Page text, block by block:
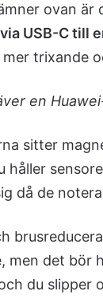
ovan
USB-C till
mer trixande
en
sitter
håller
då de
men det bör
du slipper